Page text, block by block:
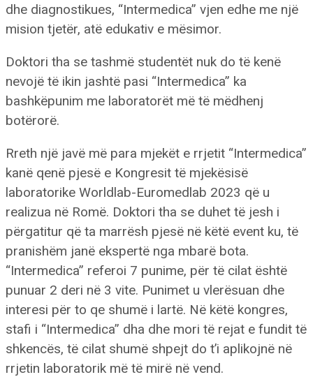
dhe diagnostikues, “Intermedica” vjen edhe me një
mision tjetër, atë edukativ e mësimor.
Doktori tha se tashmë studentët nuk do të kenë
nevojë të ikin jashtë pasi “Intermedica” ka
bashkëpunim me laboratorët më të mëdhenj
botërorë.
Rreth një javë më para mjekët e rrjetit “Intermedica”
kanë qenë pjesë e Kongresit të mjekësisë
laboratorike Worldlab-Euromedlab 2023 që u
realizua në Romë. Doktori tha se duhet të jesh i
përgatitur që ta marrësh pjesë në këtë event ku, të
pranishëm janë ekspertë nga mbarë bota.
“Intermedica” referoi 7 punime, për të cilat është
punuar 2 deri në 3 vite. Punimet u vlerësuan dhe
interesi për to qe shumë i lartë. Në këtë kongres,
stafi i “Intermedica” dha dhe mori të rejat e fundit të
shkencës, të cilat shumë shpejt do t’i aplikojnë në
rrjetin laboratorik më të mirë në vend.